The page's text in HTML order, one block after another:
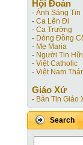
Hội Ðoàn
- Ánh Sáng Tin
- Ca Lên Đi
- Ca Trưởng
- Dòng Đồng
- Mẹ Maria
- Người Tin
- Việt Catholic
- Việt Nam
Giáo Xứ
- Bản Tin Giáo
Search